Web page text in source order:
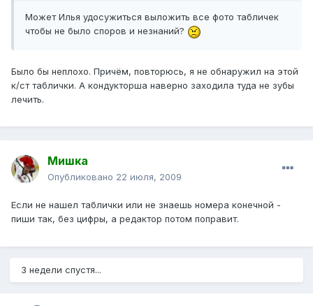
Может Илья удосужиться выложить все фото табличек
чтобы не было споров и незнаний?
Было бы неплохо. Причём, повторюсь, я не обнаружил на этой
к/ст таблички. А кондукторша наверно заходила туда не зубы
лечить.
Mишка
Опубликовано 22 июля, 2009
Если не нашел таблички или не знаешь номера конечной -
пиши так, без цифры, а редактор потом поправит.
3 недели спустя...